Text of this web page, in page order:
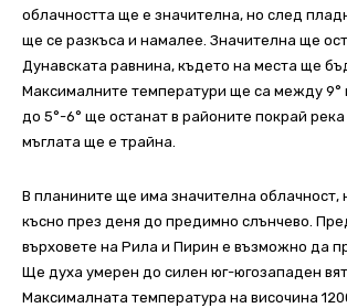
облачността ще е значителна, но след
ще се разкъса и намалее. Значителна ще
Дунавската равнина, където на места ще
Максималните температури ще са между 9°
до 5°-6° ще останат в районите покрай
мъглата ще е трайна.
В планините ще има значителна
късно през деня до предимно слънчево.
върховете на Рила и Пирин е възможно да
Ще духа умерен до силен юг-югозападен
Максималната температура на височина